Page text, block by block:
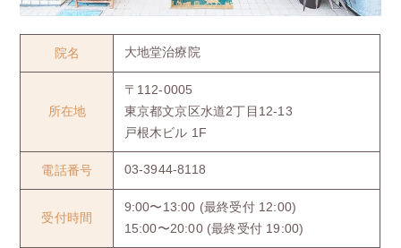
院名 大地堂治療院
所在地
〒112-0005
東京都文京区水道2丁目12-13
戸根木ビル 1F
電話番号 03-3944-8118
受付時間
9:00〜13:00 (最終受付 12:00)
15:00〜20:00 (最終受付 19:00)